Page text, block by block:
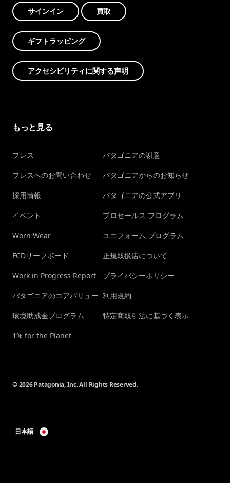
サインイン 買取
ギフトラッピング
アクセシビリティに関する声明
もっと見る
プレス
プレスへのお問い合わせ
採用情報
イベント
Worn Wear
FCDサーフボード
Work in Progress Report
パタゴニアのコアバリュー
環境助成金プログラム
1% for the Planet
パタゴニアの謝意
パタゴニアからのお知らせ
パタゴニアの公式アプリ
プロセールス プログラム
ユニフォーム プログラム
正規取扱店について
プライバシーポリシー
利用規約
特定商取引法に基づく表示
© 2026 Patagonia, Inc. All Rights Reserved.
日本語